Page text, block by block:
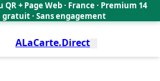
QR + Page Web · France · Premium 14
gratuit · Sans engagement
ALaCarte.Direct